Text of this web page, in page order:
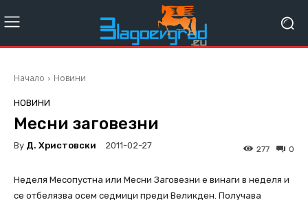
Начало Новини
НОВИНИ
Месни заговезни
By Д. Христовски 2011-02-27 0
277
Нeделя Месопустна или Месни Заговезни е винаги в неделя и
се отбелязва осем седмици преди Великден. Получава